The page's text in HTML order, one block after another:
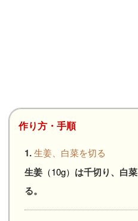
作り方・手順
1.生姜、白菜を切る
生姜 （10g） は千切り、白菜
る。